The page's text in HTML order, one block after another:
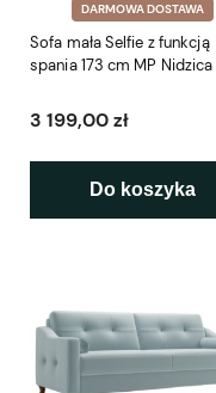
DARMOWA DOSTAWA
Sofa mała Selfie z funkcją
spania 173 cm MP Nidzica
3 199,00 zł
Do koszyka